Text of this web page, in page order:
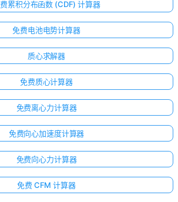
累积分布函数 (CDF) 计算器
免费电池电势计算器
质心求解器
免费质心计算器
免费离心力计算器
免费向心加速度计算器
免费向心力计算器
免费 CFM 计算器